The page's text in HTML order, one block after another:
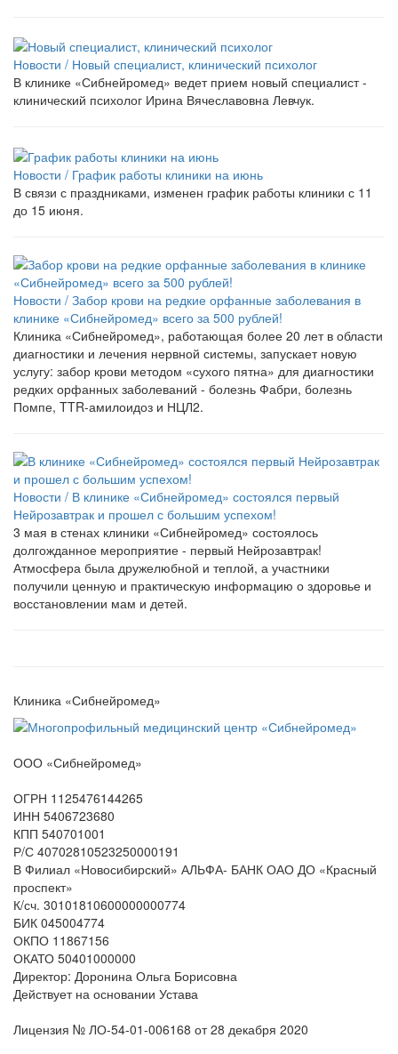
Новости / Новый специалист, клинический психолог
В клинике «Сибнейромед» ведет прием новый специалист -
клинический психолог Ирина Вячеславовна Левчук.
Новости / График работы клиники на июнь
В связи с праздниками, изменен график работы клиники с 11
до 15 июня.
Новости / Забор крови на редкие орфанные заболевания в
клинике «Сибнейромед» всего за 500 рублей!
Клиника «Сибнейромед», работающая более 20 лет в области
диагностики и лечения нервной системы, запускает новую
услугу: забор крови методом «сухого пятна» для диагностики
редких орфанных заболеваний - болезнь Фабри, болезнь
Помпе, TTR-амилоидоз и НЦЛ2.
Новости / В клинике «Сибнейромед» состоялся первый
Нейрозавтрак и прошел с большим успехом!
3 мая в стенах клиники «Сибнейромед» состоялось
долгожданное мероприятие - первый Нейрозавтрак!
Атмосфера была дружелюбной и теплой, а участники
получили ценную и практическую информацию о здоровье и
восстановлении мам и детей.
Клиника «Сибнейромед»
ООО «Сибнейромед»
ОГРН 1125476144265
ИНН 5406723680
КПП 540701001
Р/С 40702810523250000191
В Филиал «Новосибирский» АЛЬФА- БАНК ОАО ДО «Красный
проспект»
К/сч. 30101810600000000774
БИК 045004774
ОКПО 11867156
ОКАТО 50401000000
Директор: Доронина Ольга Борисовна
Действует на основании Устава
Лицензия № ЛО-54-01-006168 от 28 декабря 2020